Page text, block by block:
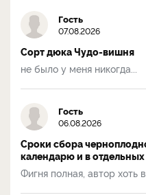
Гость
07.08.2026
Сорт дюка Чудо-вишня
не было у меня никогда...
Гость
06.08.2026
Сроки сбора
календарю и в
Фигня полная, автор хоть